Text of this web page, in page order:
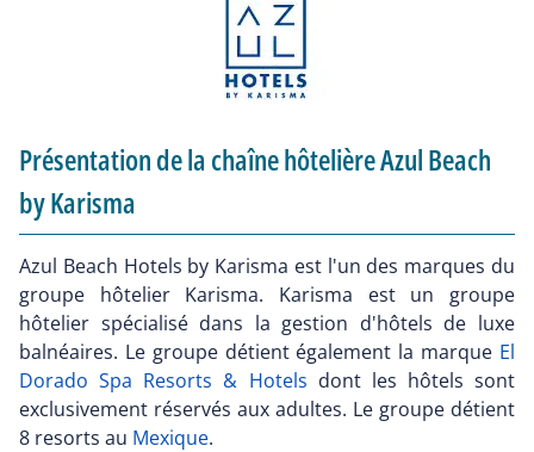
Présentation de la chaîne hôtelière Azul Beach
by Karisma
Azul Beach Hotels by Karisma est l'un des marques du
groupe hôtelier Karisma. Karisma est un groupe
hôtelier spécialisé dans la gestion d'hôtels de luxe
balnéaires. Le groupe détient également la marque El
Dorado Spa Resorts & Hotels dont les hôtels sont
exclusivement réservés aux adultes. Le groupe détient
8 resorts au Mexique.